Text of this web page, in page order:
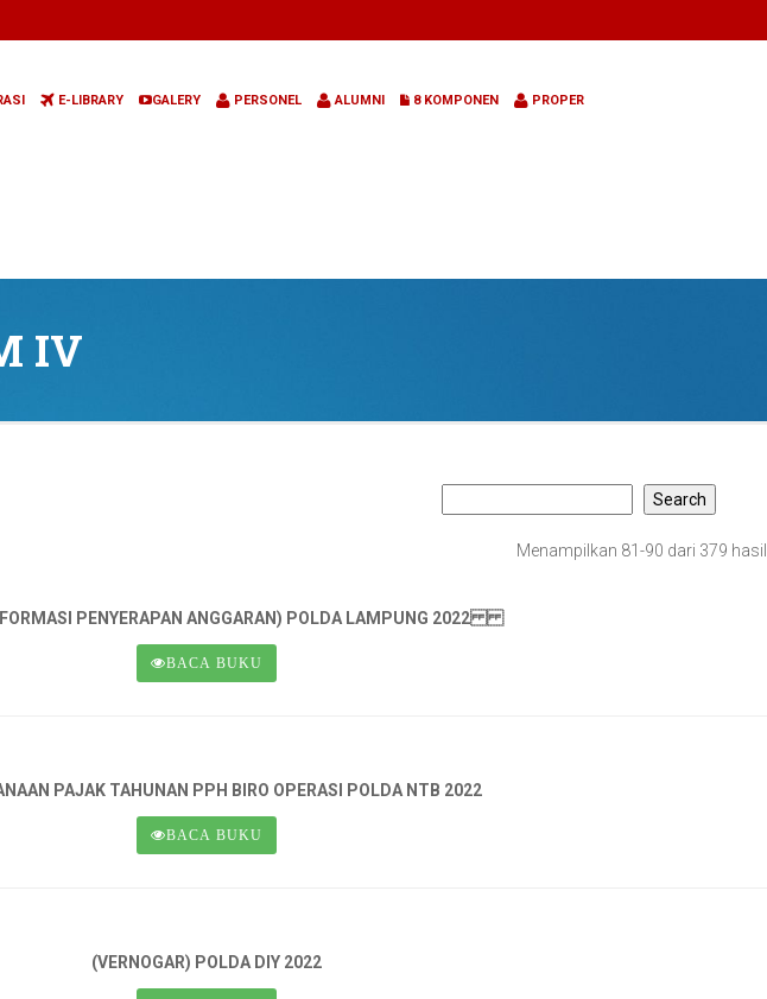
E-LIBRARY GALERY PERSONEL ALUMNI 8 KOMPONEN PROPER
IV
Menampilkan 81-90 dari 379 hasil
PENYERAPAN ANGGARAN) POLDA LAMPUNG 2022
BACA BUKU
PAJAK TAHUNAN PPH BIRO OPERASI POLDA NTB 2022
BACA BUKU
(VERNOGAR) POLDA DIY 2022